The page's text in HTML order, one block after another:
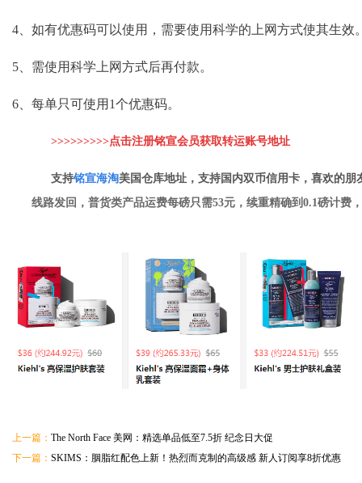
4、如有优惠码可以使用，需要使用科学的上网方式使其生效
5、需使用科学上网方式后再付款。
6、每单只可使用1个优惠码。
>>>>>>>>>点击注册铭宣会员获取转运账号地址
支持铭宣海淘美国仓库地址，支持国内双币信用卡，喜欢的朋
线路发回，普货类产品运费每磅只需53元，续重精确到0.1磅计费，
上一篇： The North Face 美网：精选单品低至7.5折 纪念日大促
下一篇： SKIMS：胭脂红配色上新！热烈而克制的高级感 新人订阅享8折优惠